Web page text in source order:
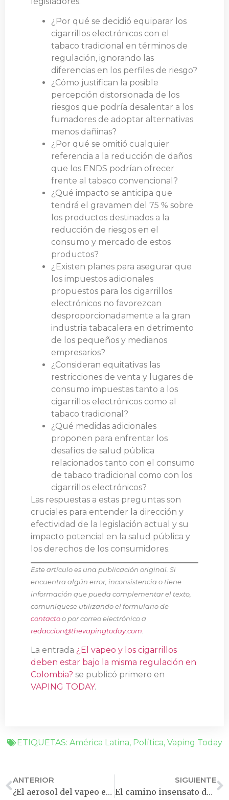
¿Por qué se decidió equiparar los
cigarrillos electrónicos con el
tabaco tradicional en términos de
regulación, ignorando las
diferencias en los perfiles de riesgo?
¿Cómo justifican la posible
percepción distorsionada de los
riesgos que podría desalentar a los
fumadores de adoptar alternativas
menos dañinas?
¿Por qué se omitió cualquier
referencia a la reducción de daños
que los ENDS podrían ofrecer
frente al tabaco convencional?
¿Qué impacto se anticipa que
tendrá el gravamen del 75 % sobre
los productos destinados a la
reducción de riesgos en el
consumo y mercado de estos
productos?
¿Existen planes para asegurar que
los impuestos adicionales
propuestos para los cigarrillos
electrónicos no favorezcan
desproporcionadamente a la gran
industria tabacalera en detrimento
de los pequeños y medianos
empresarios?
¿Consideran equitativas las
restricciones de venta y lugares de
consumo impuestas tanto a los
cigarrillos electrónicos como al
tabaco tradicional?
¿Qué medidas adicionales
proponen para enfrentar los
desafíos de salud pública
relacionados tanto con el consumo
de tabaco tradicional como con los
cigarrillos electrónicos?
Las respuestas a estas preguntas son
cruciales para entender la dirección y
efectividad de la legislación actual y su
impacto potencial en la salud pública y
los derechos de los consumidores.
Este artículo es una publicación original. Si
encuentra algún error, inconsistencia o tiene
información que pueda complementar el texto,
comuníquese utilizando el formulario de
contactoo por correo electrónico a
redaccion@thevapingtoday.com
La entrada ¿El vapeo y los cigarrillos
deben estar bajo la misma regulación en
Colombia? se publicó primero en
VAPING TODAY.
ETIQUETAS: América Latina, Política, Vaping Today
ANTERIOR
¿El aerosol del vapeo es realmente tóxico?
SIGUIENTE
El camino insensato de Brasil hacia el control del tabaco